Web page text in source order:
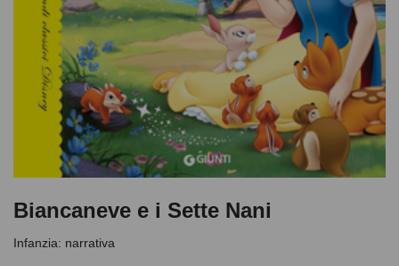
Biancaneve e i Sette Nani
Infanzia: narrativa